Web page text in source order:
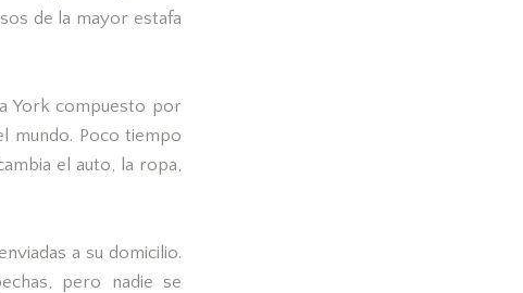
de la mayor estafa
York compuesto por
mundo. Poco tiempo
el auto, la ropa,
a su domicilio.
pero nadie se